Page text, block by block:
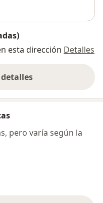
esta dirección Detalles
la dirección
pero varía según la